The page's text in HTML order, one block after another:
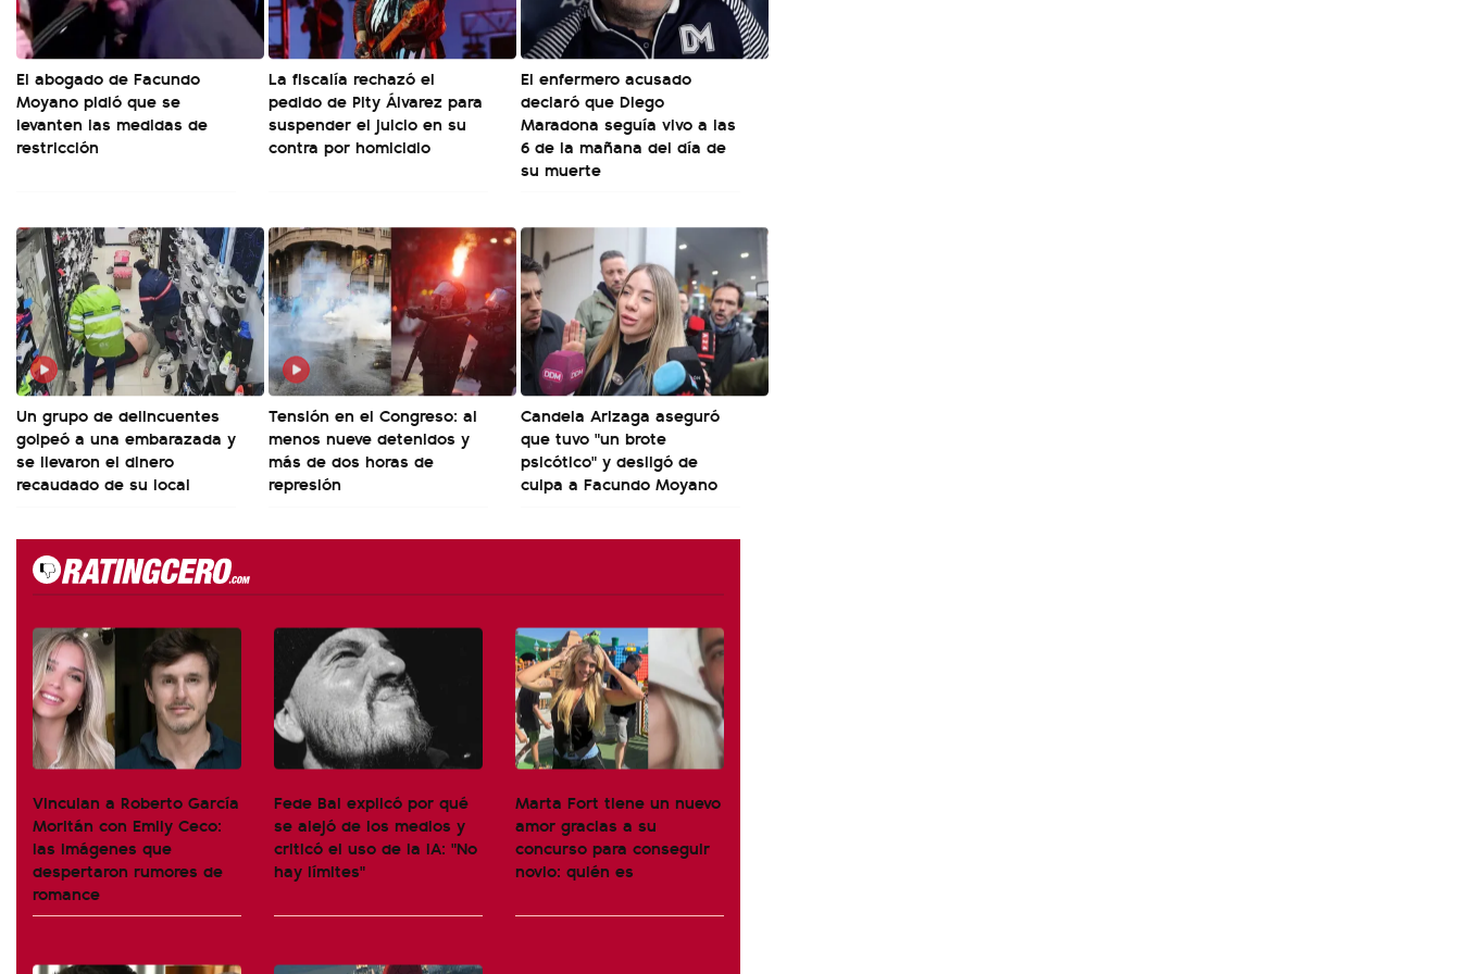
El abogado de Facundo
Moyano pidió que se
levanten las medidas de
restricción
La fiscalía rechazó el
pedido de Pity Álvarez para
suspender el juicio en su
contra por homicidio
El enfermero acusado
declaró que Diego
Maradona seguía vivo a las
6 de la mañana del día de
su muerte
Un grupo de delincuentes
golpeó a una embarazada y
se llevaron el dinero
recaudado de su local
Tensión en el Congreso: al
menos nueve detenidos y
más de dos horas de
represión
Candela Arizaga aseguró
que tuvo "un brote
psicótico" y desligó de
culpa a Facundo Moyano
Vinculan a Roberto García
Moritán con Emily Ceco:
las imágenes que
despertaron rumores de
romance
Fede Bal explicó por qué
se alejó de los medios y
criticó el uso de la IA: "No
hay límites"
Marta Fort tiene un nuevo
amor gracias a su
concurso para conseguir
novio: quién es